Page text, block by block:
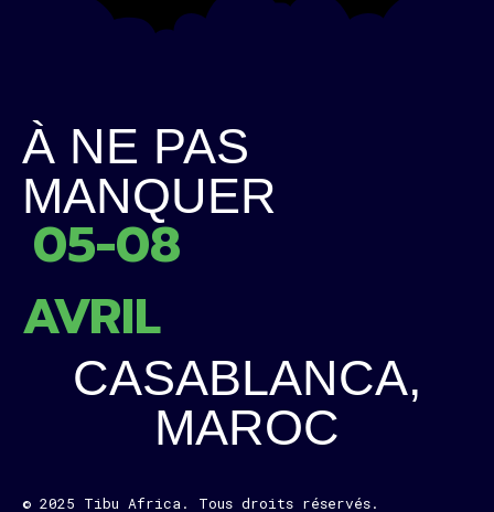
À NE PAS
MANQUER
05-08
AVRIL
CASABLANCA,
MAROC
© 2025 Tibu Africa. Tous droits réservés.